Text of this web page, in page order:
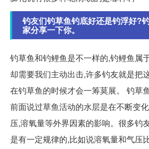
钓友们钓草鱼钓底好还是钓浮好?
家分享一下你。
钓草鱼和钓鲤鱼是不一样的,钓鲤鱼属
却需要我们主动出击,许多钓友就是把
在钓草鱼的时候才会一筹莫展。 钓草
前面说过草鱼活动的水层是在不断变
压,溶氧量等外界因素的影响。很多钓
是有一定规律的,比如说溶氧量和气压